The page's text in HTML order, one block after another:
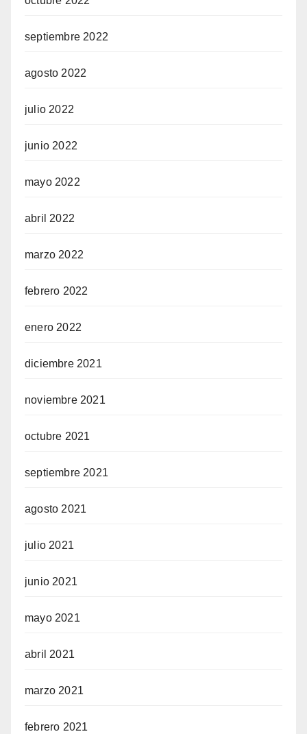
septiembre 2022
agosto 2022
julio 2022
junio 2022
mayo 2022
abril 2022
marzo 2022
febrero 2022
enero 2022
diciembre 2021
noviembre 2021
octubre 2021
septiembre 2021
agosto 2021
julio 2021
junio 2021
mayo 2021
abril 2021
marzo 2021
febrero 2021